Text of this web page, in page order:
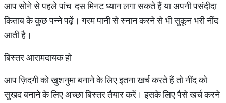
आप सोने से पहले पांच-दस मिनट ध्यान लगा सकते हैं या अपनी पसंदीदा
किताब के कुछ पन्ने पढ़ें। गरम पानी से स्नान करने से भी सुकून भरी नींद
आती है।
बिस्तर आरामदायक हो
आप ज़िदगी को खुशनुमा बनाने के लिए इतना खर्च करते हैं तो नींद को
सुखद बनाने के लिए अच्छा बिस्तर तैयार करें। इसके लिए पैसे खर्च करने